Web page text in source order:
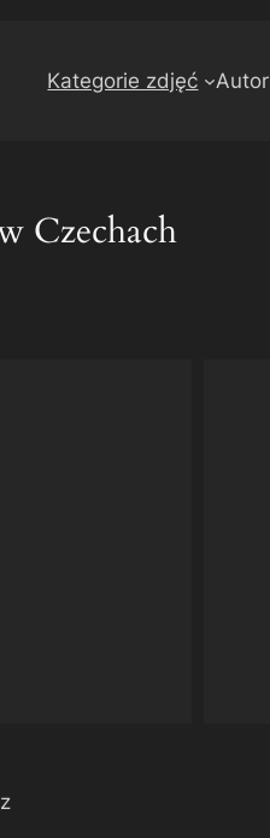
Kategorie zdjęć Autor
Czechach